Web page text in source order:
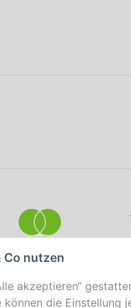
Co nutzen
akzeptieren“
können die